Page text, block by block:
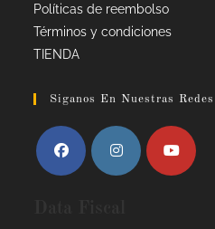
Políticas de reembolso
Términos y condiciones
TIENDA
Siganos En Nuestras Redes